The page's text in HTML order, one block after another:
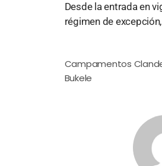
Desde la entrada en
régimen de
Campamentos
Bukele